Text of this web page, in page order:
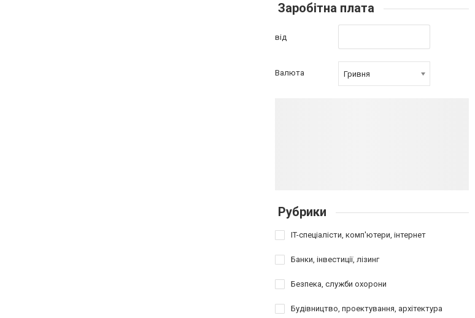
Заробітна плата
від
Валюта Гривня
Рубрики
IT-спеціалісти, комп'ютери, інтернет
Банки, інвестиції, лізинг
Безпека, служби охорони
Будівництво, проектування, архітектура